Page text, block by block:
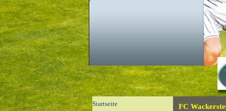
Direkt zum Seiteninhalt
Startseite
FC